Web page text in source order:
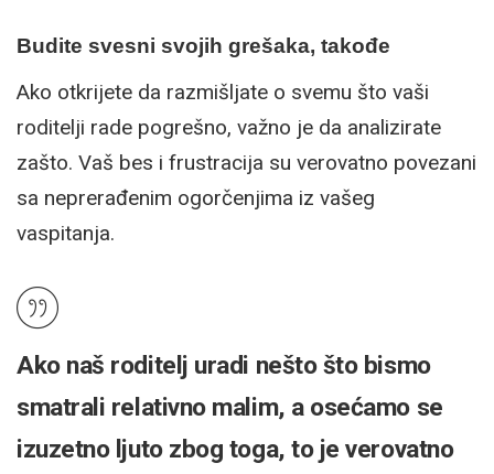
Budite svesni svojih grešaka, takođe
Ako otkrijete da razmišljate o svemu što vaši
roditelji rade pogrešno, važno je da analizirate
zašto. Vaš bes i frustracija su verovatno povezani
sa neprerađenim ogorčenjima iz vašeg
vaspitanja.
Ako naš roditelj uradi nešto što bismo
smatrali relativno malim, a osećamo se
izuzetno ljuto zbog toga, to je verovatno